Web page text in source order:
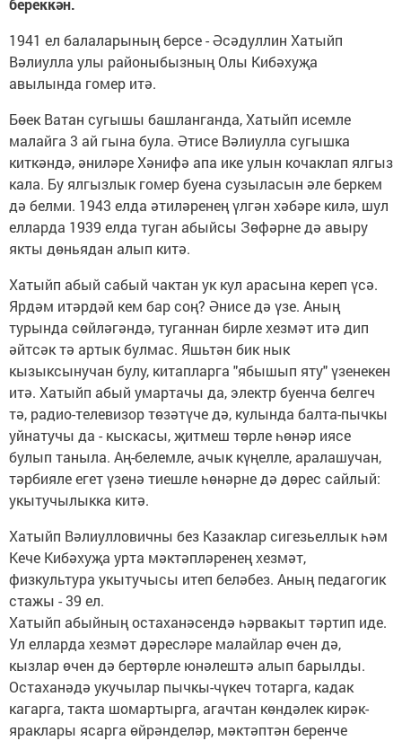
береккән.
1941 ел балаларының берсе - Әсәдуллин Хатыйп
Вәлиулла улы районыбызның Олы Кибәхуҗа
авылында гомер итә.
Бөек Ватан сугышы башланганда, Хатыйп исемле
малайга 3 ай гына була. Әтисе Вәлиулла сугышка
киткәндә, әниләре Хәнифә апа ике улын кочаклап ялгыз
кала. Бу ялгызлык гомер буена сузыласын әле беркем
дә белми. 1943 елда әтиләренең үлгән хәбәре килә, шул
елларда 1939 елда туган абыйсы Зөфәрне дә авыру
якты дөньядан алып китә.
Хатыйп абый сабый чактан ук кул арасына кереп үсә.
Ярдәм итәрдәй кем бар соң? Әнисе дә үзе. Аның
турында сөйләгәндә, туганнан бирле хезмәт итә дип
әйтсәк тә артык булмас. Яшьтән бик нык
кызыксынучан булу, китапларга "ябышып яту" үзенекен
итә. Хатыйп абый умартачы да, электр буенча белгеч
тә, радио-телевизор төзәтүче дә, кулында балта-пычкы
уйнатучы да - кыскасы, җитмеш төрле һөнәр иясе
булып таныла. Аң-белемле, ачык күңелле, аралашучан,
тәрбияле егет үзенә тиешле һөнәрне дә дөрес сайлый:
укытучылыкка китә.
Хатыйп Вәлиулловичны без Казаклар сигезьеллык һәм
Кече Кибәхуҗа урта мәктәпләренең хезмәт,
физкультура укытучысы итеп беләбез. Аның педагогик
стажы - 39 ел.
Хатыйп абыйның остаханәсендә һәрвакыт тәртип иде.
Ул елларда хезмәт дәресләре малайлар өчен дә,
кызлар өчен дә бертөрле юнәлештә алып барылды.
Остаханәдә укучылар пычкы-чүкеч тотарга, кадак
кагарга, такта шомартырга, агачтан көндәлек кирәк-
яраклары ясарга өйрәнделәр, мәктәптән беренче